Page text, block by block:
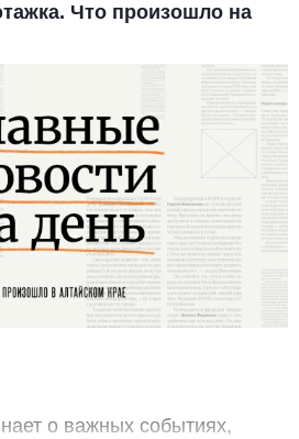
Что произошло на
о важных событиях,